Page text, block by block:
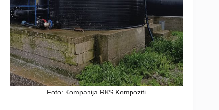
Foto: Kompanija RKS Kompoziti